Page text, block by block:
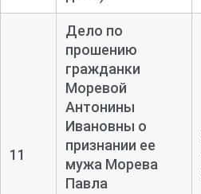
11
Дело по
прошению
гражданки
Моревой
Антонины
Ивановны о
признании ее
мужа Морева
Павла